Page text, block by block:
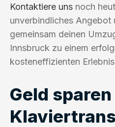
Kontaktiere uns noch
unverbindliches Angebot
gemeinsam deinen
Innsbruck zu einem
kosteneffizienten
Geld